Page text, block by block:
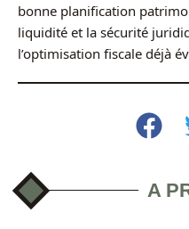
bonne planification
liquidité et la sécurité
l’optimisation fiscale déjà
A